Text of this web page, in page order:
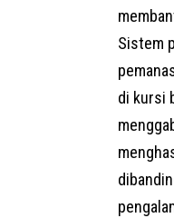
Sistem
di kursi